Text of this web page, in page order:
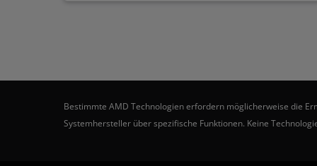
Bestimmte AMD Technologien erfordern möglicherweise die
Systemhersteller über spezifische Funktionen. Keine